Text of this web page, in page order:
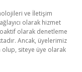
ve İletişim
olarak hizmet
olarak denetleme
Ancak, üyelerimiz
olup, siteye üye olarak